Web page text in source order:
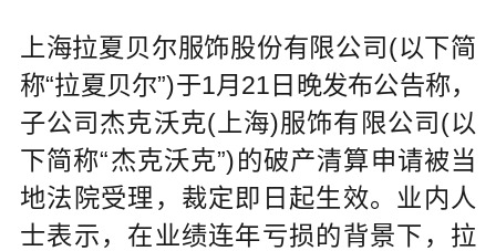
上海拉夏贝尔服饰股份有限公司(以下简
称“拉夏贝尔”)于1月21日晚发布公告称，
子公司杰克沃克(上海)服饰有限公司(以
下简称“杰克沃克”)的破产清算申请被当
地法院受理，裁定即日起生效。业内人
士表示，在业绩连年亏损的背景下，拉